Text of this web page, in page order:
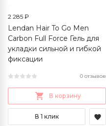
2 285 ₽
Lendan Hair To Go Men
Carbon Full Force Гель для
укладки сильной и гибкой
фиксации
0 отзывов
В корзину
В 1 клик